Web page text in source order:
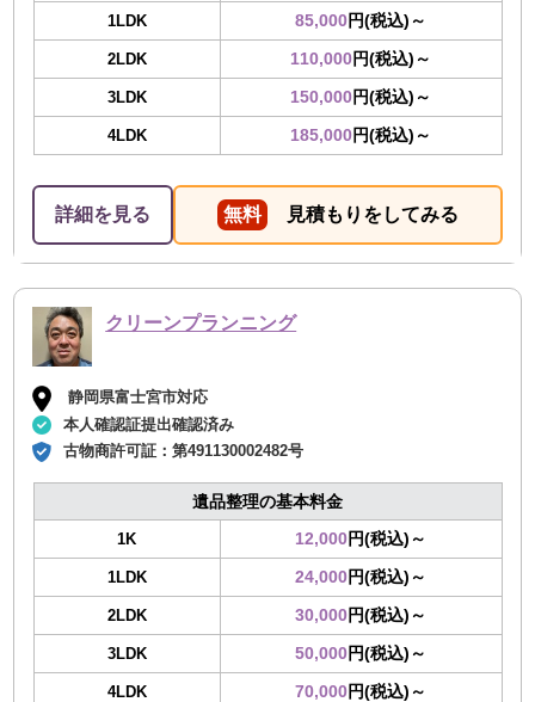
1LDK 85,000円(税込)～
2LDK 110,000円(税込)～
3LDK 150,000円(税込)～
4LDK 185,000円(税込)～
詳細を見る 無料 見積もりをしてみる
クリーンプランニング
静岡県富士宮市対応
本人確認証提出確認済み
古物商許可証：第491130002482号
遺品整理の基本料金
1K 12,000円(税込)～
1LDK 24,000円(税込)～
2LDK 30,000円(税込)～
3LDK 50,000円(税込)～
4LDK 70,000円(税込)～